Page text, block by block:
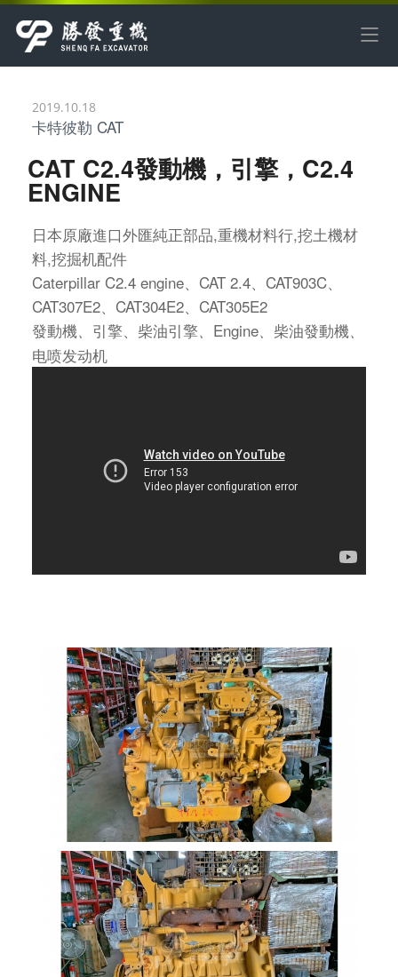
2019.10.18
卡特彼勒 CAT
CAT C2.4發動機，引擎，C2.4
ENGINE
日本原廠進口外匯純正部品,重機材料行,挖土機材
料,挖掘机配件
Caterpillar C2.4 engine、CAT 2.4、CAT903C、
CAT307E2、CAT304E2、CAT305E2
發動機、 引擎、柴油引擎、 Engine、 柴油發動機、
电喷发动机